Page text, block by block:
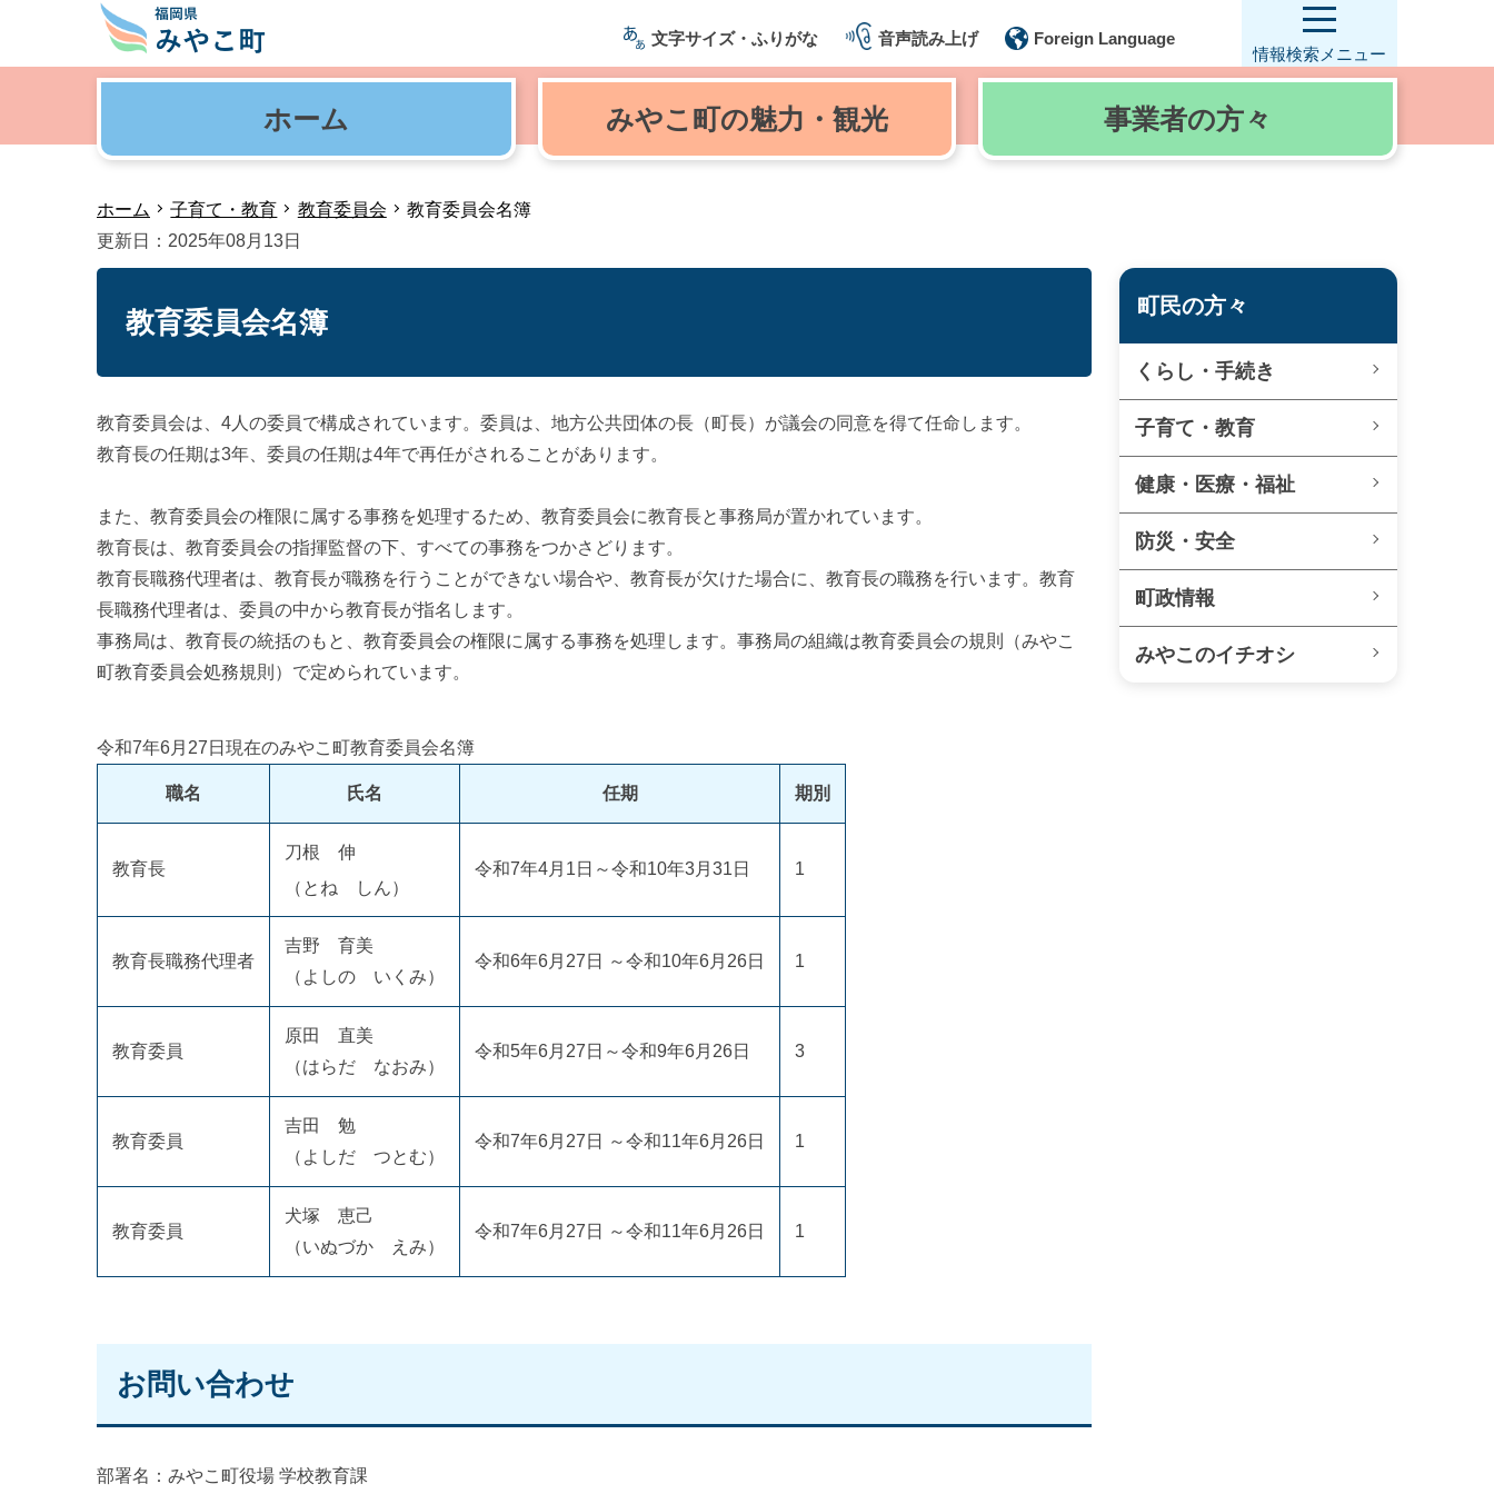
文字サイズ・ふりがな 音声読み上げ
Foreign Language
情報検索 メニュー
ホーム みやこ町の魅力・観光 事業者の方々
ホーム 子育て・教育 教育委員会
教育委員会名簿
更新日：2025年08月13日
教育委員会名簿
教育委員会は、4人の委員で構成されています。委員は、地方公共団体の長（町長）が議会の同意を得て任命します。
教育長の任期は3年、委員の任期は4年で再任がされることがあります。
また、教育委員会の権限に属する事務を処理するため、教育委員会に教育長と事務局が置かれています。
教育長は、教育委員会の指揮監督の下、すべての事務をつかさどります。
教育長職務代理者は、教育長が職務を行うことができない場合や、教育長が欠けた場合に、教育長の職務を行います。教育
長職務代理者は、委員の中から教育長が指名します。
事務局は、教育長の統括のもと、教育委員会の権限に属する事務を処理します。事務局の組織は教育委員会の規則（みやこ
町教育委員会処務規則）で定められています。
令和7年6月27日現在のみやこ町教育委員会名簿
職名 氏名 任期 期別
教育長
刀根 伸
（とね しん）
令和7年4月1日～令和10年3月31日 1
教育長職務代理者
吉野 育美
（よしの いくみ）
令和6年6月27日 ～令和10年6月26日 1
教育委員
原田 直美
（はらだ なおみ）
令和5年6月27日～令和9年6月26日 3
教育委員
吉田 勉
（よしだ つとむ）
令和7年6月27日 ～令和11年6月26日 1
教育委員
犬塚 恵己
（いぬづか えみ）
令和7年6月27日 ～令和11年6月26日 1
お問い合わせ
部署名：みやこ町役場 学校教育課
町民の方々
くらし・手続き
子育て・教育
健康・医療・福祉
防災・安全
町政情報
みやこのイチオシ